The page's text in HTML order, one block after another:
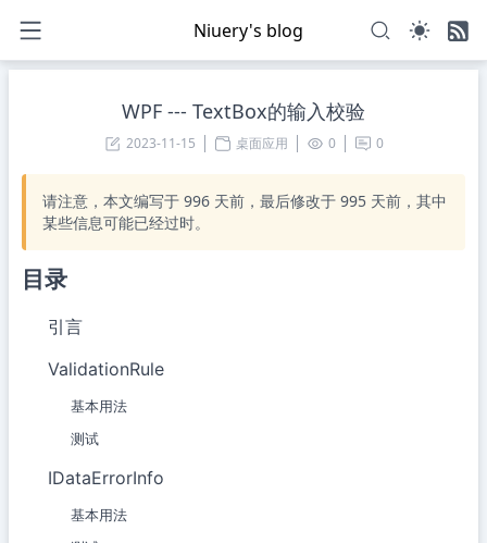
Niuery's blog
WPF --- TextBox的输入校验
2023-11-15 桌面应用 0 0
请注意，本文编写于 996 天前，最后修改于 995 天前，其中
某些信息可能已经过时。
目录
引言
ValidationRule
基本用法
测试
IDataErrorInfo
基本用法